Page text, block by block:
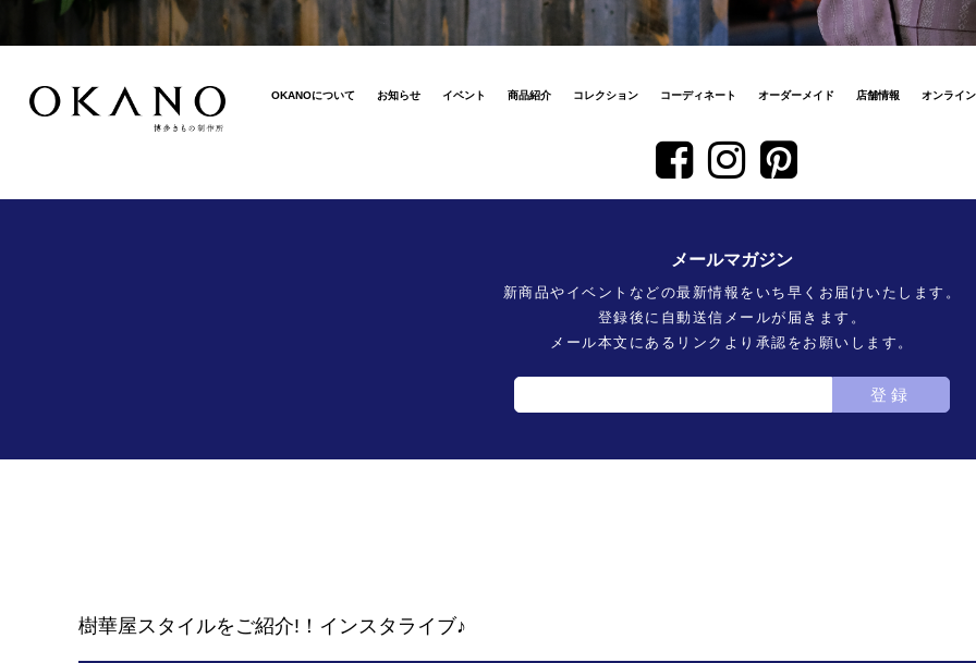
OKANOについて お知らせ イベント 商品紹介 コレクション コーディネート オーダーメイド 店舗情報 オンライ
メールマガジン
新商品やイベントなどの最新情報をいち早くお届けいたします。
登録後に自動送信メールが届きます。
メール本文にあるリンクより承認をお願いします。
登録
樹華屋スタイルをご紹介!！インスタライブ♪